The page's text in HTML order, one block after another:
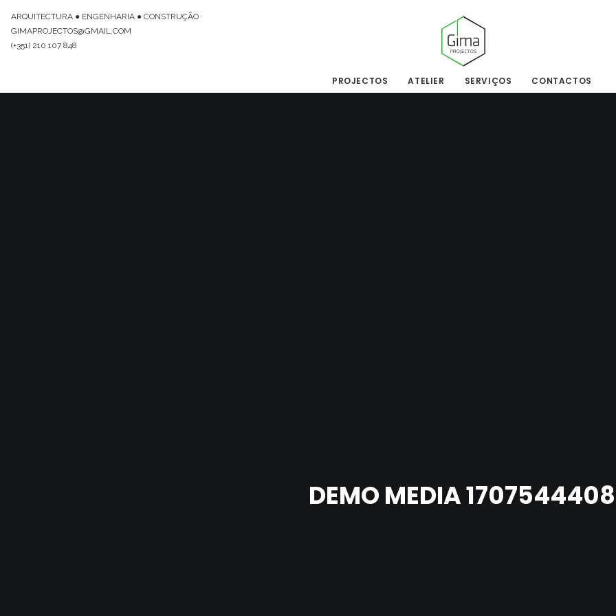
ARQUITECTURA ● ENGENHARIA ● CONSTRUÇÃO
GIMAPROJECTOS@GMAIL.COM
(+351) 210 107 848
PROJECTOS ATELIER SERVIÇOS CONTACTOS
DEMO MEDIA 1707544408